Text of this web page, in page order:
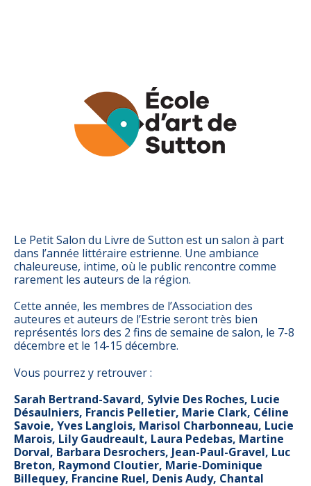
Le Petit Salon du Livre de Sutton est un salon à part
dans l’année littéraire estrienne. Une ambiance
chaleureuse, intime, où le public rencontre comme
rarement les auteurs de la région.
Cette année, les membres de l’Association des
auteures et auteurs de l’Estrie seront très bien
représentés lors des 2 fins de semaine de salon, le 7-8
décembre et le 14-15 décembre.
Vous pourrez y retrouver :
Sarah Bertrand-Savard, Sylvie Des Roches, Lucie
Désaulniers, Francis Pelletier, Marie Clark, Céline
Savoie, Yves Langlois, Marisol Charbonneau, Lucie
Marois, Lily Gaudreault, Laura Pedebas, Martine
Dorval, Barbara Desrochers, Jean-Paul-Gravel, Luc
Breton, Raymond Cloutier, Marie-Dominique
Billequey, Francine Ruel, Denis Audy, Chantal